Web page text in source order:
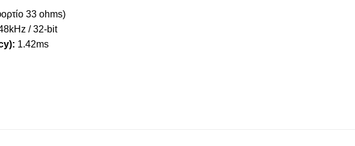
33 ohms)
/ 32-bit
1.42ms